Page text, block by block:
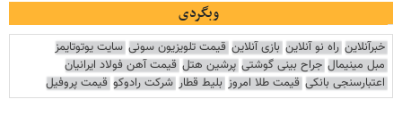
وبگردی
خبرآنلاین راه نو آنلاین بازی آنلاین قیمت تلویزیون سونی سایت یوتوتایمز
مبل مینیمال جراح بینی گوشتی پرشین هتل قیمت آهن فولاد ایرانیان
اعتبارسنجی بانکی قیمت طلا امروز بلیط قطار شرکت رادوکو قیمت پروفیل